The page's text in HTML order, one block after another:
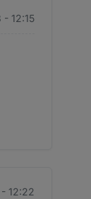
- 12:15
12:22